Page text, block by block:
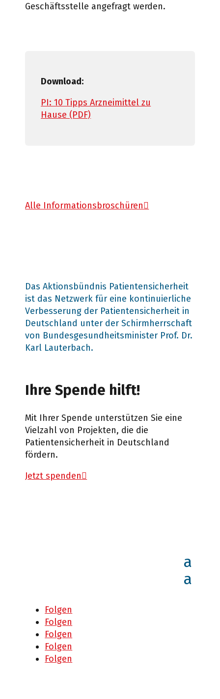
Geschäftsstelle angefragt werden.
Download:
PI: 10 Tipps Arzneimittel zu
Hause (PDF)
Alle Informationsbroschüren
Das Aktionsbündnis Patientensicherheit
ist das Netzwerk für eine kontinuierliche
Verbesserung der Patientensicherheit in
Deutschland unter der Schirmherrschaft
von Bundesgesundheitsminister Prof. Dr.
Karl Lauterbach.
Ihre Spende hilft!
Mit Ihrer Spende unterstützen Sie eine
Vielzahl von Projekten, die die
Patientensicherheit in Deutschland
fördern.
Jetzt spenden
Folgen
Folgen
Folgen
Folgen
Folgen